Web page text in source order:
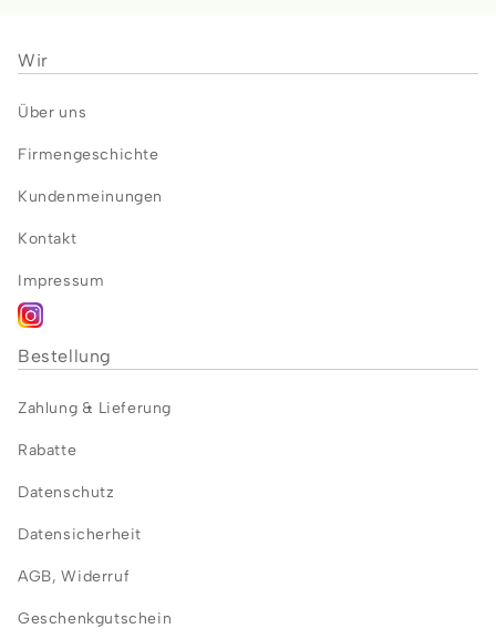
Wir
Über uns
Firmengeschichte
Kundenmeinungen
Kontakt
Impressum
Bestellung
Zahlung & Lieferung
Rabatte
Datenschutz
Datensicherheit
AGB,Widerruf
Geschenkgutschein